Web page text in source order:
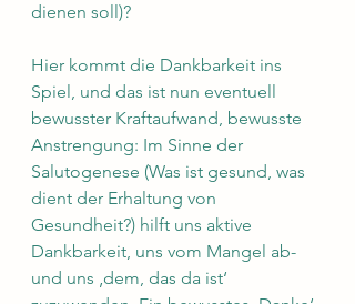
dienen soll)?
Hier kommt die Dankbarkeit ins
Spiel, und das ist nun eventuell
bewusster Kraftaufwand, bewusste
Anstrengung: Im Sinne der
Salutogenese (Was ist gesund, was
dient der Erhaltung von
Gesundheit?) hilft uns aktive
Dankbarkeit, uns vom Mangel ab-
und uns ‚dem, das da ist‘